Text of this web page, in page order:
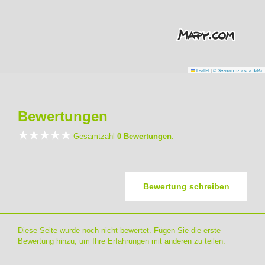
Leaflet|© Seznam.cz a.s. a další
Bewertungen
Gesamtzahl 0 Bewertungen
Bewertung schreiben
Diese Seite wurde noch nicht bewertet. Fügen Sie die erste
Bewertung hinzu, um Ihre Erfahrungen mit anderen zu teilen.